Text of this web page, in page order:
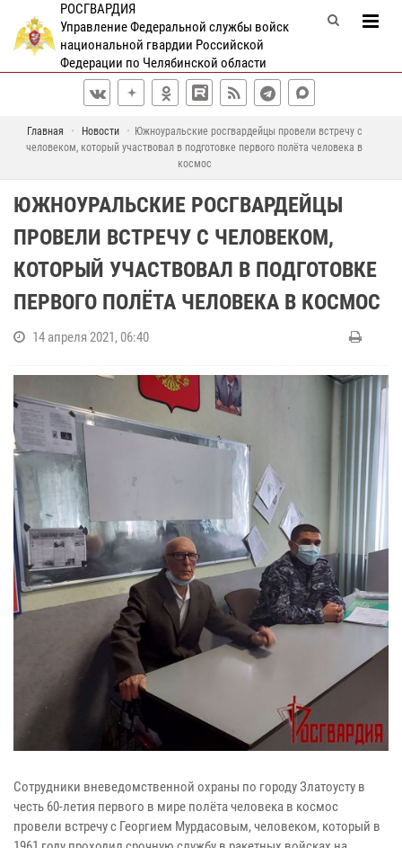
РОСГВАРДИЯ
Управление Федеральной службы войск
национальной гвардии Российской
Федерации по Челябинской области
Главная Новости
Южноуральские росгвардейцы провели встречу с
человеком, который участвовал в подготовке первого полёта человека в
космос
ЮЖНОУРАЛЬСКИЕ РОСГВАРДЕЙЦЫ
ПРОВЕЛИ ВСТРЕЧУ С ЧЕЛОВЕКОМ,
КОТОРЫЙ УЧАСТВОВАЛ В ПОДГОТОВКЕ
ПЕРВОГО ПОЛЁТА ЧЕЛОВЕКА В КОСМОС
14 апреля 2021, 06:40
Сотрудники вневедомственной охраны по городу Златоусту в
честь 60-летия первого в мире полёта человека в космос
провели встречу с Георгием Мурдасовым, человеком, который в